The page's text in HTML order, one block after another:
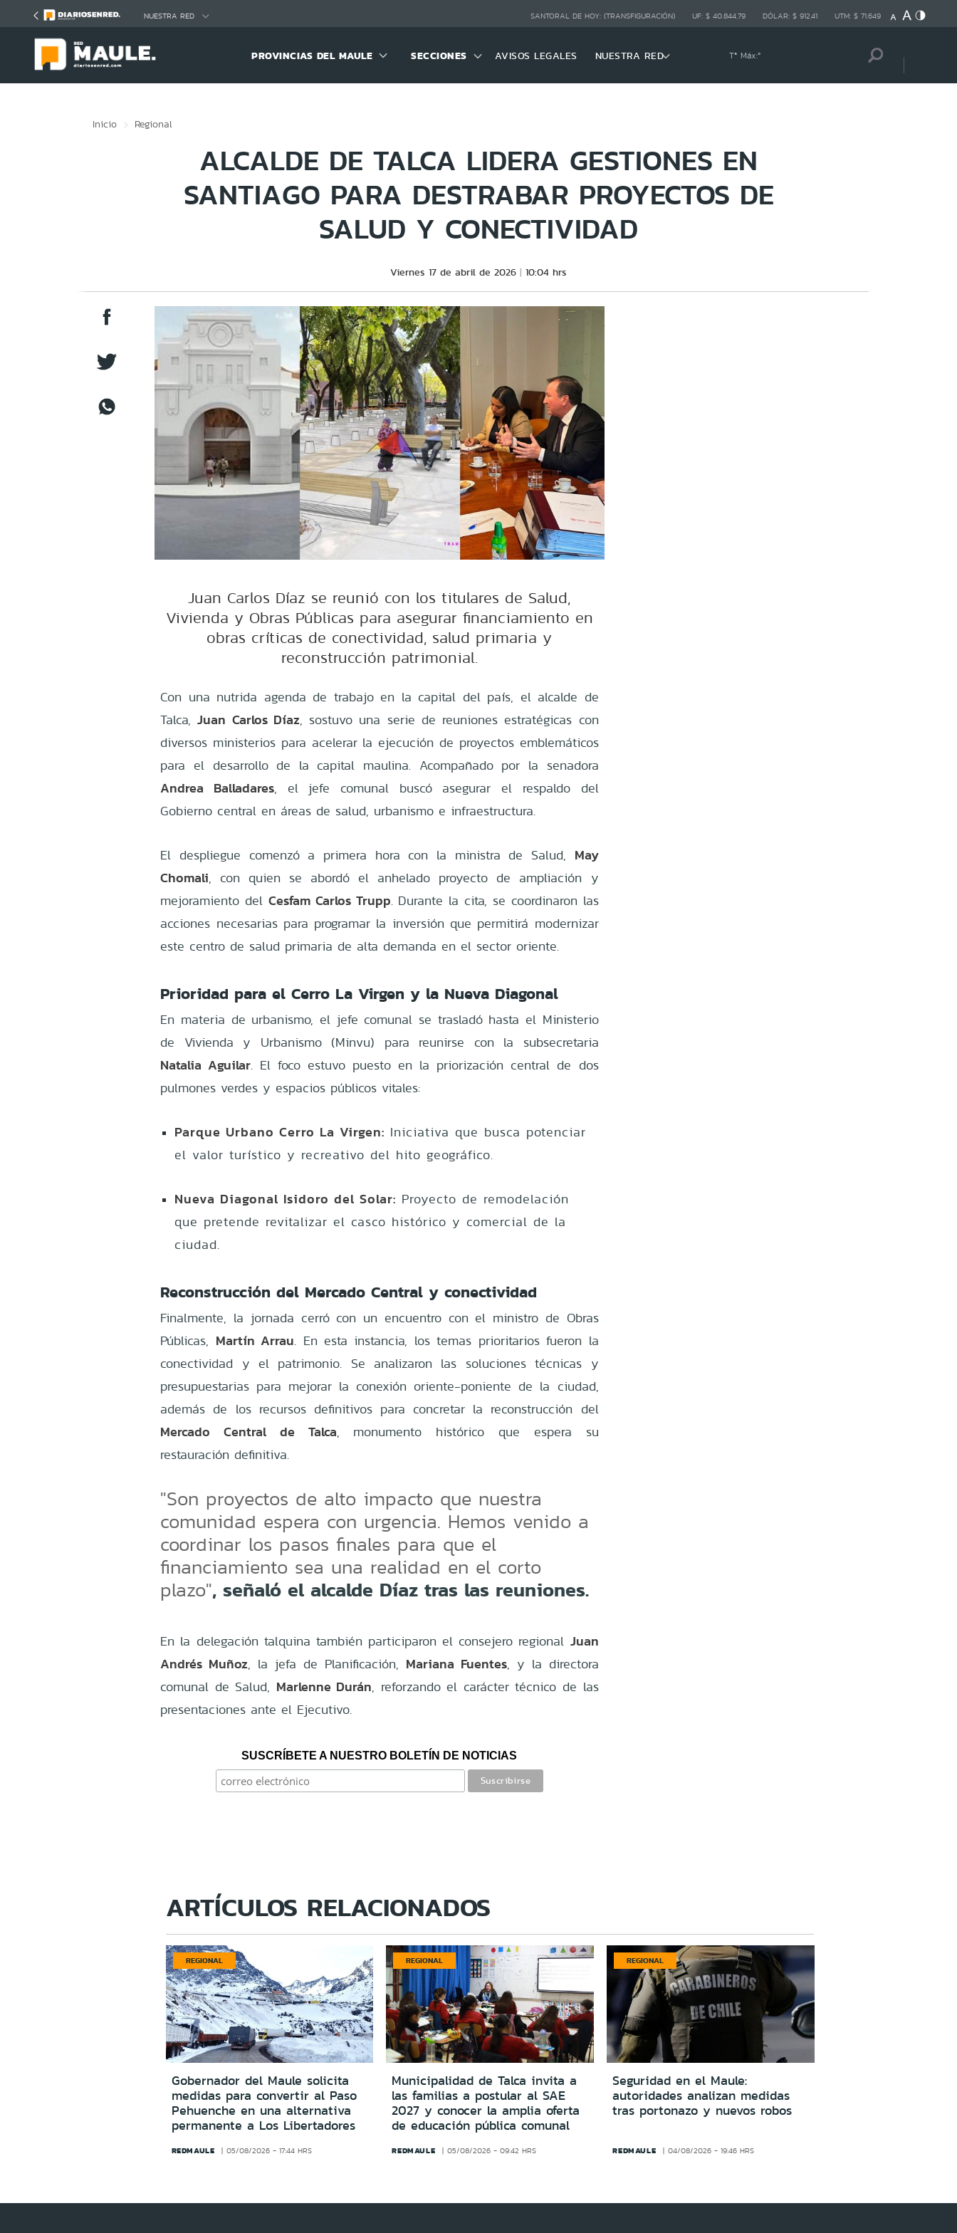
NUESTRA RED SANTORAL DE HOY: (TRANSFIGURACIÓN) UF: $ 40.844,79 DÓLAR: $ 912,41 UTM: $ 71.649
PROVINCIAS DEL MAULE SECCIONES AVISOS LEGALES NUESTRA RED Tª Máx:º
Inicio Regional
ALCALDE DE TALCA LIDERA GESTIONES EN
SANTIAGO PARA DESTRABAR PROYECTOS DE
SALUD Y CONECTIVIDAD
Viernes 17 de abril de 2026 10:04 hrs
Juan Carlos Díaz se reunió con los titulares de Salud,
Vivienda y Obras Públicas para asegurar financiamiento en
obras críticas de conectividad, salud primaria y
reconstrucción patrimonial.
Con una nutrida agenda de trabajo en la capital del país, el alcalde de
Talca,Juan Carlos Díaz, sostuvo una serie de reuniones estratégicas con
diversos ministerios para acelerar la ejecución de proyectos emblemáticos
para el desarrollo de la capital maulina. Acompañado por la senadora
Andrea Balladares, el jefe comunal buscó asegurar el respaldo del
Gobierno central en áreas de salud, urbanismo e infraestructura.
El despliegue comenzó a primera hora con la ministra de Salud, May
Chomali, con quien se abordó el anhelado proyecto de ampliación y
mejoramiento del Cesfam Carlos Trupp. Durante la cita, se coordinaron las
acciones necesarias para programar la inversión que permitirá modernizar
este centro de salud primaria de alta demanda en el sector oriente.
Prioridad para el Cerro La Virgen y la Nueva Diagonal
En materia de urbanismo, el jefe comunal se trasladó hasta el Ministerio
de Vivienda y Urbanismo (Minvu) para reunirse con la subsecretaria
Natalia Aguilar. El foco estuvo puesto en la priorización central de dos
pulmones verdes y espacios públicos vitales:
Parque Urbano Cerro La Virgen: Iniciativa que busca potenciar
el valor turístico y recreativo del hito geográfico.
Nueva Diagonal Isidoro del Solar: Proyecto de remodelación
que pretende revitalizar el casco histórico y comercial de la
ciudad.
Reconstrucción del Mercado Central y conectividad
Finalmente, la jornada cerró con un encuentro con el ministro de Obras
Públicas, Martín Arrau. En esta instancia, los temas prioritarios fueron la
conectividad y el patrimonio. Se analizaron las soluciones técnicas y
presupuestarias para mejorar la conexión oriente-poniente de la ciudad,
además de los recursos definitivos para concretar la reconstrucción del
Mercado Central de Talca, monumento histórico que espera su
restauración definitiva.
"Son proyectos de alto impacto que nuestra
comunidad espera con urgencia. Hemos venido a
coordinar los pasos finales para que el
financiamiento sea una realidad en el corto
plazo", señaló el alcalde Díaz tras las reuniones.
En la delegación talquina también participaron el consejero regional Juan
Andrés Muñoz, la jefa de Planificación, Mariana Fuentes, y la directora
comunal de Salud, Marlenne Durán, reforzando el carácter técnico de las
presentaciones ante el Ejecutivo.
SUSCRÍBETE A NUESTRO BOLETÍN DE NOTICIAS
ARTÍCULOS RELACIONADOS
REGIONAL
Gobernador del Maule solicita
medidas para convertir al Paso
Pehuenche en una alternativa
permanente a Los Libertadores
REDMAULE 05/08/2026 - 17:44 HRS
REGIONAL
Municipalidad de Talca invita a
las familias a postular al SAE
2027 y conocer la amplia oferta
de educación pública comunal
REDMAULE 05/08/2026 - 09:42 HRS
REGIONAL
Seguridad en el Maule:
autoridades analizan medidas
tras portonazo y nuevos robos
REDMAULE 04/08/2026 - 19:46 HRS